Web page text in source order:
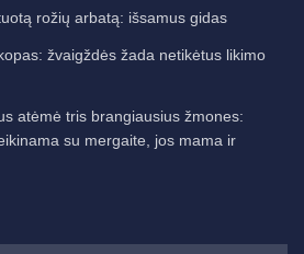
rožių arbatą: išsamus gidas
žvaigždės žada netikėtus likimo
atėmė tris brangiausius žmones:
su mergaite, jos mama ir